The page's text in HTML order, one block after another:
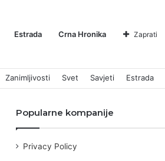
Estrada Crna Hronika Zaprati
Zanimljivosti Svet Savjeti Estrada
Popularne kompanije
Privacy Policy